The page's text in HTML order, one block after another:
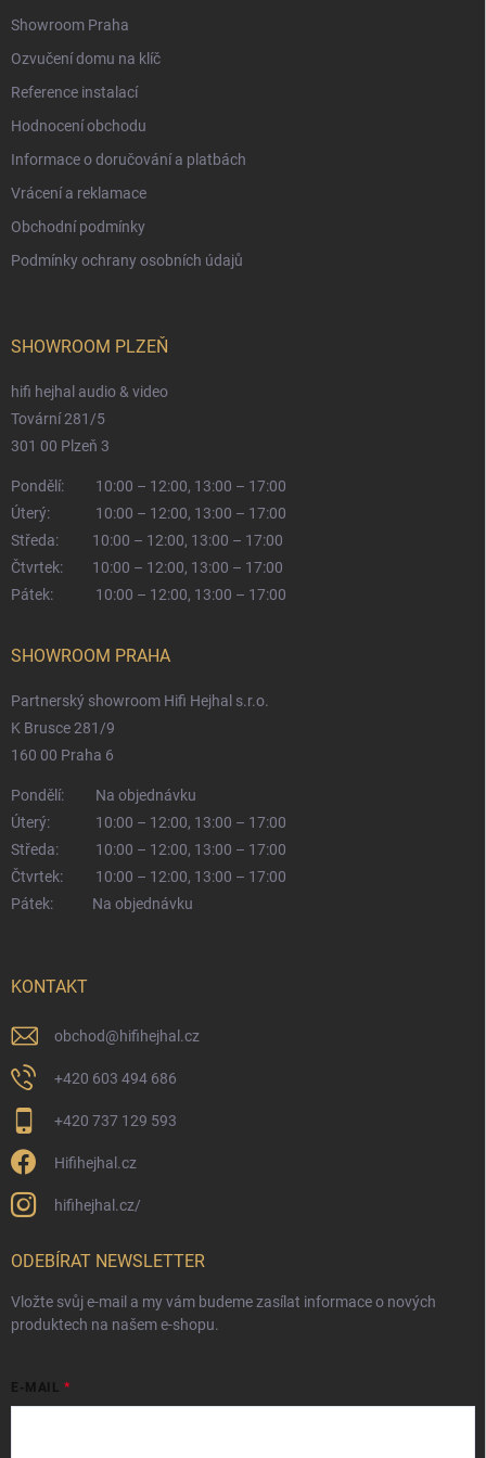
Showroom Praha
Ozvučení domu na klíč
Reference instalací
Hodnocení obchodu
Informace o doručování a platbách
Vrácení a reklamace
Obchodní podmínky
Podmínky ochrany osobních údajů
SHOWROOM PLZEŇ
hifi hejhal audio & video
Tovární 281/5
301 00 Plzeň 3
Pondělí:
10:00 – 12:00, 13:00 – 17:00
Úterý:
10:00 – 12:00, 13:00 – 17:00
Středa:
10:00 – 12:00, 13:00 – 17:00
Čtvrtek:
10:00 – 12:00, 13:00 – 17:00
Pátek:
10:00 – 12:00, 13:00 – 17:00
SHOWROOM PRAHA
Partnerský showroom Hifi Hejhal s.r.o.
K Brusce 281/9
160 00 Praha 6
Pondělí:
Na objednávku
Úterý:
10:00 – 12:00, 13:00 – 17:00
Středa:
10:00 – 12:00, 13:00 – 17:00
Čtvrtek:
10:00 – 12:00, 13:00 – 17:00
Pátek:
Na objednávku
KONTAKT
obchod@hifihejhal.cz
+420 603 494 686
+420 737 129 593
Hifihejhal.cz
hifihejhal.cz/
ODEBÍRAT NEWSLETTER
Vložte svůj e-mail a my vám budeme zasílat informace o nových
produktech na našem e-shopu.
E-MAIL